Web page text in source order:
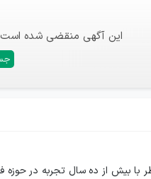
این آگهی منقضی شده است
با بیش از ده سال تجربه در